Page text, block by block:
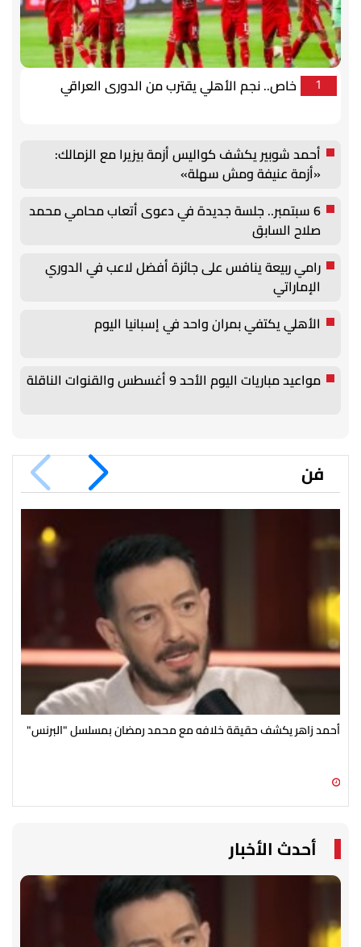
1 خاص.. نجم الأهلي يقترب من الدورى العراقي
أحمد شوبير يكشف كواليس أزمة بيزيرا مع الزمالك:
«أزمة عنيفة ومش سهلة»
6 سبتمبر.. جلسة جديدة في دعوى أتعاب محامي محمد
صلاح السابق
رامي ربيعة ينافس على جائزة أفضل لاعب في الدوري
الإماراتي
الأهلي يكتفي بمران واحد في إسبانيا اليوم
مواعيد مباريات اليوم الأحد 9 أغسطس والقنوات الناقلة
فن
أحمد زاهر يكشف حقيقة خلافه مع محمد رمضان بمسلسل "البرنس"
أحدث الأخبار